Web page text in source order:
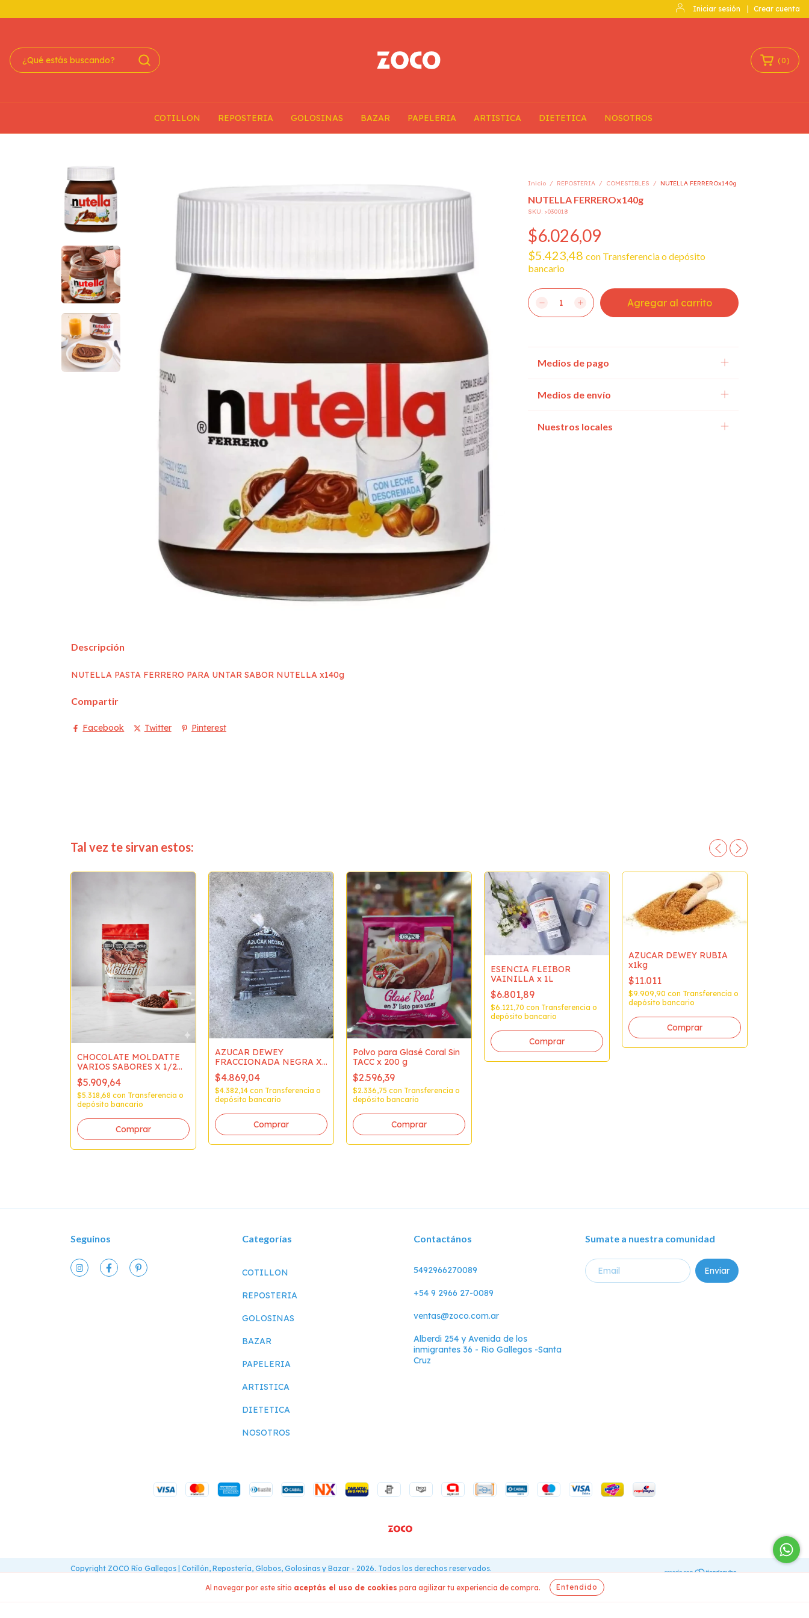
Iniciar sesión Crear cuenta
(0)
COTILLON REPOSTERIA GOLOSINAS BAZAR PAPELERIA ARTISTICA DIETETICA NOSOTROS
Al navegar por este sitio aceptás el uso de cookies para agilizar tu experiencia de compra. Entendido
Inicio / REPOSTERIA / COMESTIBLES / NUTELLA FERREROx140g
NUTELLA FERREROx140g
SKU: >030018
$6.026,09
$5.423,48 con Transferencia o depósito
bancario
Medios de pago
Medios de envío
Nuestros locales
Descripción
NUTELLA PASTA FERRERO PARA UNTAR SABOR NUTELLA x140g
Compartir
Facebook Twitter Pinterest
Tal vez te sirvan estos:
CHOCOLATE MOLDATTE
VARIOS SABORES X 1/2
KG
$5.909,64
$5.318,68 con Transferencia o
depósito bancario
Comprar
AZUCAR DEWEY
FRACCIONADA NEGRA X
1 KG
$4.869,04
$4.382,14 con Transferencia o
depósito bancario
Polvo para Glasé Coral Sin
TACC x 200 g
$2.596,39
$2.336,75 con Transferencia o
depósito bancario
ESENCIA FLEIBOR
VAINILLA x 1L
$6.801,89
$6.121,70 con Transferencia o
depósito bancario
AZUCAR DEWEY RUBIA
x1kg
$11.011
$9.909,90 con Transferencia o
depósito bancario
Seguinos Categorías
COTILLON
REPOSTERIA
GOLOSINAS
BAZAR
PAPELERIA
ARTISTICA
DIETETICA
NOSOTROS
Contactános
5492966270089
+54 9 2966 27-0089
ventas@zoco.com.ar
Alberdi 254 y Avenida de los
inmigrantes 36 - Rio Gallegos -Santa
Cruz
Sumate a nuestra comunidad
Copyright ZOCO Río Gallegos | Cotillón, Repostería, Globos, Golosinas y Bazar - 2026. Todos los derechos reservados.